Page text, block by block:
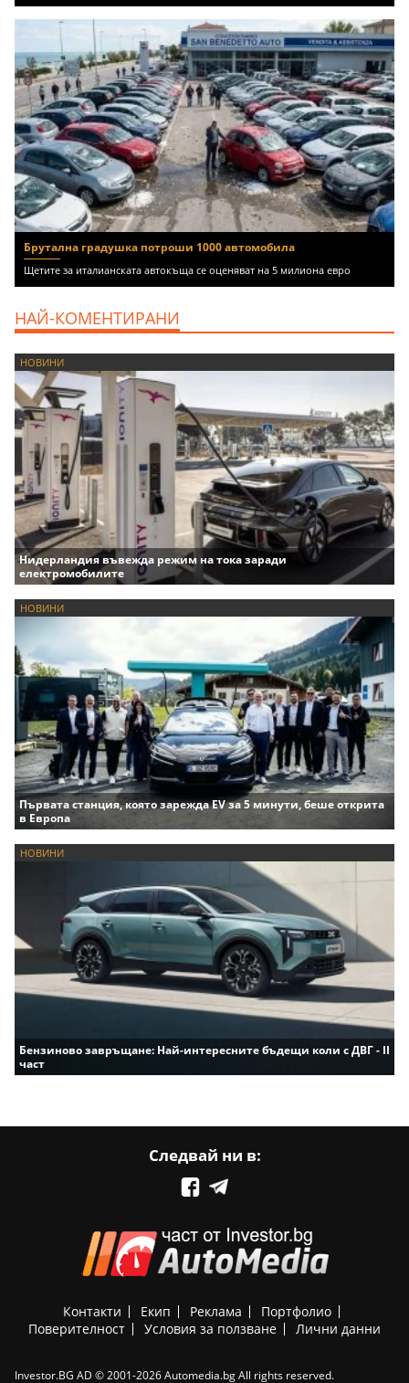
Брутална градушка потроши 1000 автомобила
Щетите за италианската автокъща се оценяват на 5 милиона евро
НАЙ-КОМЕНТИРАНИ
НОВИНИ
Нидерландия въвежда режим на тока заради
електромобилите
НОВИНИ
Първата станция, която зарежда EV за 5 минути, беше открита
в Европа
НОВИНИ
Бензиново завръщане: Най-интересните бъдещи коли с ДВГ - II
част
Следвай ни в:
Контакти Екип Реклама
Портфолио
Поверителност
Условия за ползване Лични данни
Investor.BG AD © 2001-2026 Automedia.bg All rights reserved.